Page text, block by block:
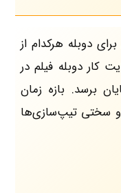
دوبله هرکدام از
کار دوبله فیلم در
برسد. بازه ‌زمان
و سختی تیپ‌سازی‌ها